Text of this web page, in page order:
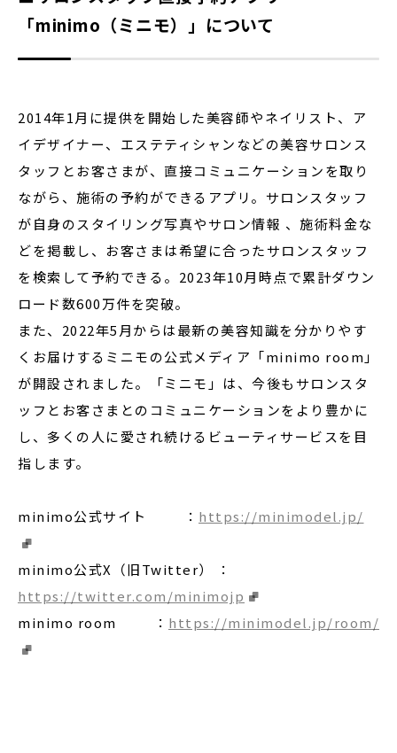
「minimo（ミニモ）」について
2014年1月に提供を開始した美容師やネイリスト、ア
イデザイナー、エステティシャンなどの美容サロンス
タッフとお客さまが、直接コミュニケーションを取り
ながら、施術の予約ができるアプリ。サロンスタッフ
が自身のスタイリング写真やサロン情報 、施術料金な
どを掲載し、お客さまは希望に合ったサロンスタッフ
を検索して予約できる。2023年10月時点で累計ダウン
ロード数600万件を突破。
また、2022年5月からは最新の美容知識を分かりやす
くお届けするミニモの公式メディア「minimo room」
が開設されました。「ミニモ」は、今後もサロンスタ
ッフとお客さまとのコミュニケーションをより豊かに
し、多くの人に愛され続けるビューティサービスを目
指します。
minimo公式サイト ： https://minimodel.jp/
minimo公式X（旧Twitter） ：
https://twitter.com/minimojp
minimo room ： https://minimodel.jp/room/